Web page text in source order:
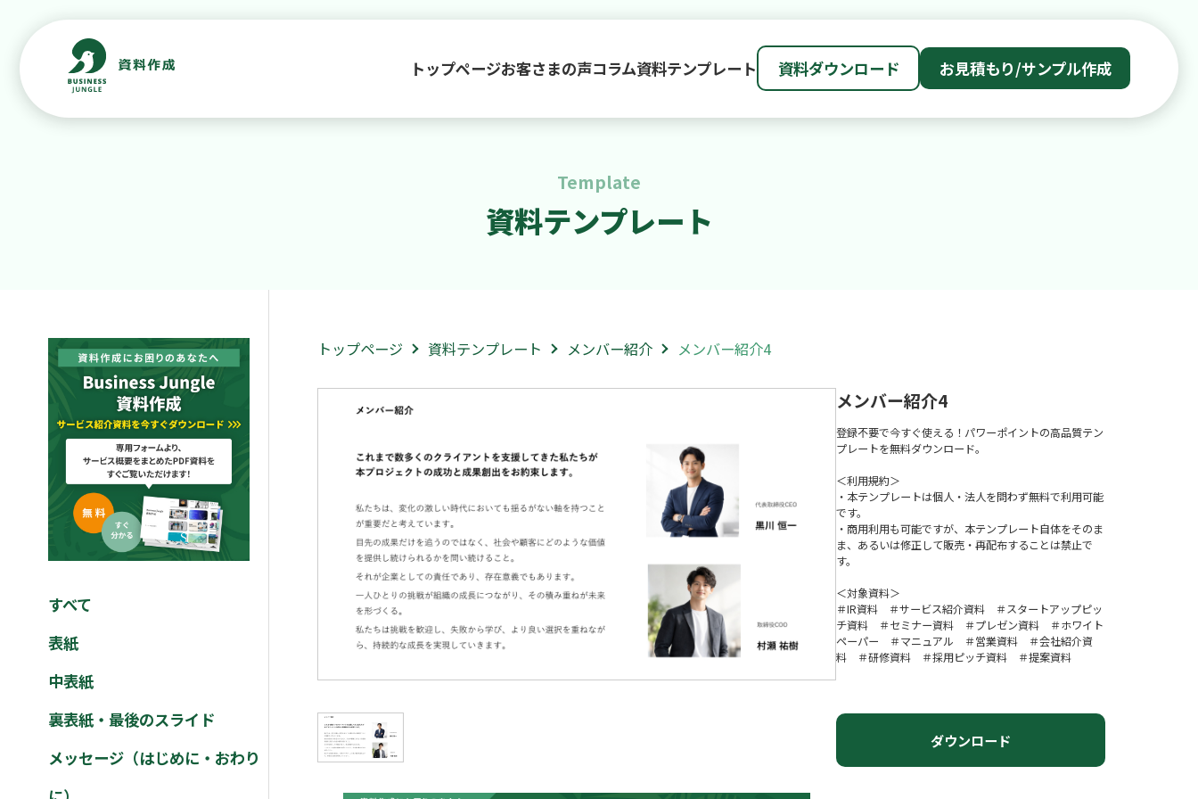
トップページお客さまの声コラム資料テンプレート 資料ダウンロード お見積もり/サンプル作成
Template
資料テンプレート
すべて
表紙
中表紙
裏表紙・最後のスライド
メッセージ（はじめに・おわり
トップページ 資料テンプレート メンバー紹介 メンバー紹介4
メンバー紹介4
登録不要で今すぐ使える！パワーポイントの高品質テン
プレートを無料ダウンロード。
＜利用規約＞
・本テンプレートは個人・法人を問わず無料で利用可能
です。
・商用利用も可能ですが、本テンプレート自体をそのま
ま、あるいは修正して販売・再配布することは禁止で
す。
＜対象資料＞
＃IR資料 ＃サービス紹介資料 ＃スタートアップピッ
チ資料 ＃セミナー資料 ＃プレゼン資料 ＃ホワイト
ペーパー ＃マニュアル ＃営業資料 ＃会社紹介資
料 ＃研修資料 ＃採用ピッチ資料 ＃提案資料
ダウンロード